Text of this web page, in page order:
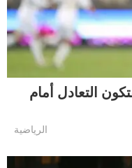
التعادل أمام
الرياضية